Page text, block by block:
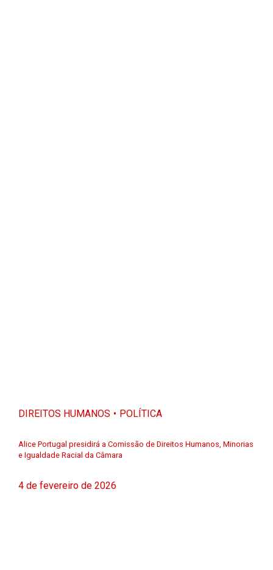
DIREITOS HUMANOS POLÍTICA
Alice Portugal presidirá a Comissão de Direitos Humanos, Minorias
e Igualdade Racial da Câmara
4 de fevereiro de 2026